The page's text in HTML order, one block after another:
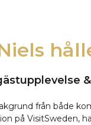
från både
på VisitSweden,